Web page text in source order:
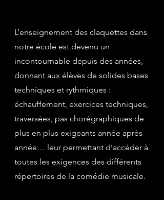
L’enseignement des claquettes dans
notre école est devenu un
incontournable depuis des années,
donnant aux élèves de solides bases
techniques et rythmiques :
échauffement, exercices techniques,
traversées, pas chorégraphiques de
plus en plus exigeants année après
année… leur permettant d’accéder à
toutes les exigences des différents
répertoires de la comédie musicale.